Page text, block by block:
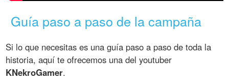
Guía paso a paso de la campaña
Si lo que necesitas es una guía paso a paso de toda la
historia, aquí te ofrecemos una del youtuber
KNekroGamer.